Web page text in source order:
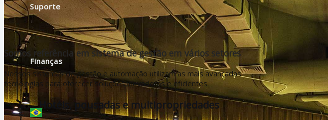
Suporte
Finanças
Somos referência em sistema de gestão em vários setores
Nossos sistemas de gestão e automação utilizam as mais avançadas
tecnologias para oferecer soluções inovadoras e eficientes.
Hotéis, pousadas e multipropriedades